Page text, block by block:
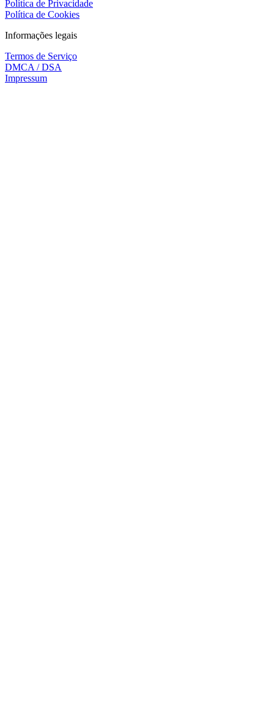
Política de Privacidade
Política de Cookies
Informações legais
Termos de Serviço
DMCA / DSA
Impressum